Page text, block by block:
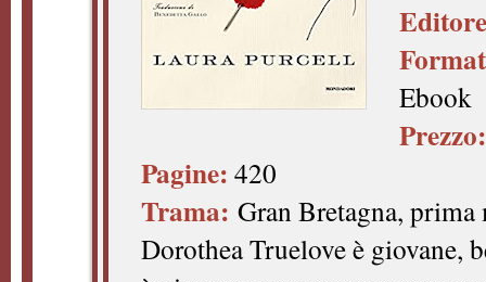
Ebook
Prezzo:
Pagine: 420
Trama: Gran Bretagna,
Dorothea Truelove è giovane,